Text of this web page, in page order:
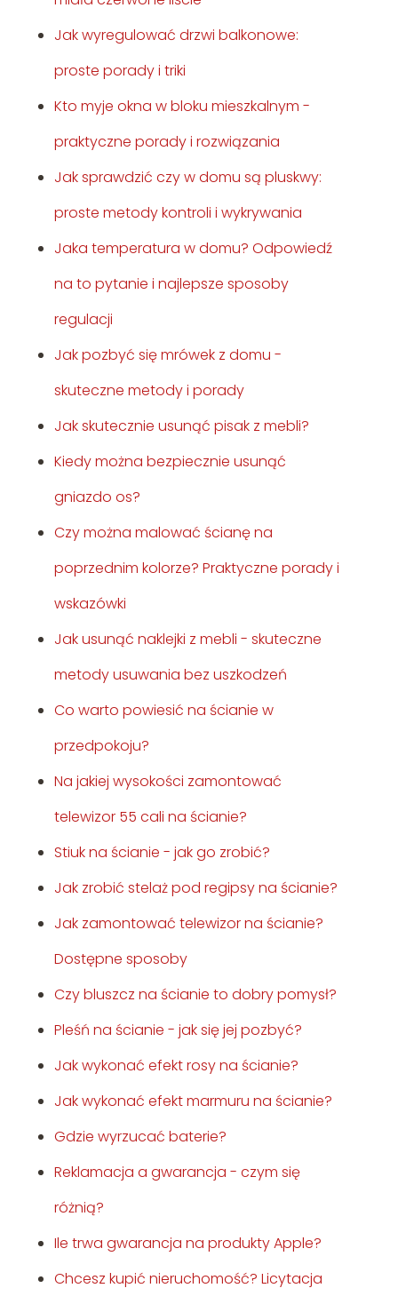
Jak wyregulować drzwi balkonowe:
proste porady i triki
Kto myje okna w bloku mieszkalnym -
praktyczne porady i rozwiązania
Jak sprawdzić czy w domu są pluskwy:
proste metody kontroli i wykrywania
Jaka temperatura w domu? Odpowiedź
na to pytanie i najlepsze sposoby
regulacji
Jak pozbyć się mrówek z domu -
skuteczne metody i porady
Jak skutecznie usunąć pisak z mebli?
Kiedy można bezpiecznie usunąć
gniazdo os?
Czy można malować ścianę na
poprzednim kolorze? Praktyczne porady i
wskazówki
Jak usunąć naklejki z mebli - skuteczne
metody usuwania bez uszkodzeń
Co warto powiesić na ścianie w
przedpokoju?
Na jakiej wysokości zamontować
telewizor 55 cali na ścianie?
Stiuk na ścianie - jak go zrobić?
Jak zrobić stelaż pod regipsy na ścianie?
Jak zamontować telewizor na ścianie?
Dostępne sposoby
Czy bluszcz na ścianie to dobry pomysł?
Pleśń na ścianie - jak się jej pozbyć?
Jak wykonać efekt rosy na ścianie?
Jak wykonać efekt marmuru na ścianie?
Gdzie wyrzucać baterie?
Reklamacja a gwarancja - czym się
różnią?
Ile trwa gwarancja na produkty Apple?
Chcesz kupić nieruchomość? Licytacja